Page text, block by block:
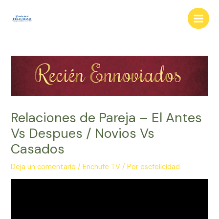
Main
Relaciones de Pareja – El Antes
Vs Despues / Novios Vs
Casados
Deja un comentario /Enchufe TV / Porescfelicidad